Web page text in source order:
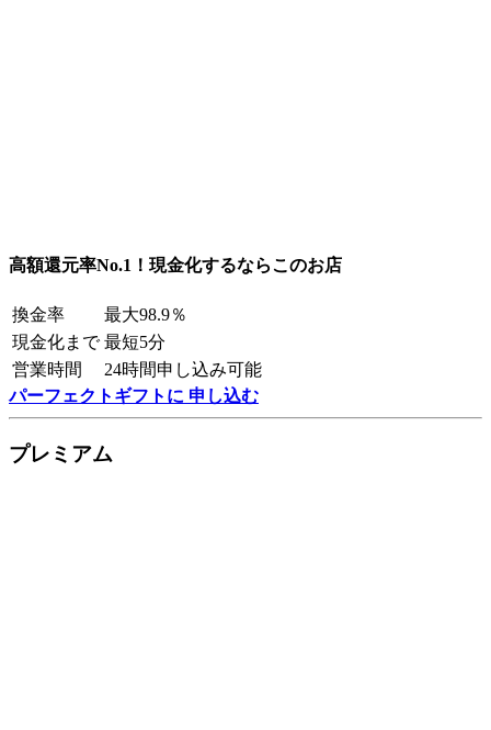
高額還元率No.1！現金化するならこのお店
換金率
最大98.9％
現金化まで 最短5分
営業時間
24時間申し込み可能
パーフェクトギフトに 申し込む
プレミアム